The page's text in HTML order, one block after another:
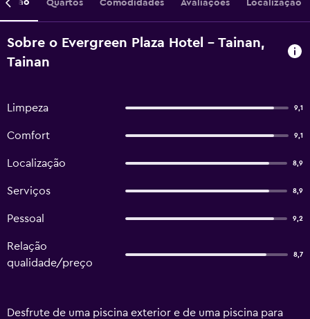
Quartos Comodidades Avaliações Localização
Sobre o Evergreen Plaza Hotel - Tainan,
Tainan
Limpeza 9,1
Comfort 9,1
Localização 8,9
Serviços 8,9
Pessoal 9,2
Relação
qualidade/preço
8,7
Desfrute de uma piscina exterior e de uma piscina para